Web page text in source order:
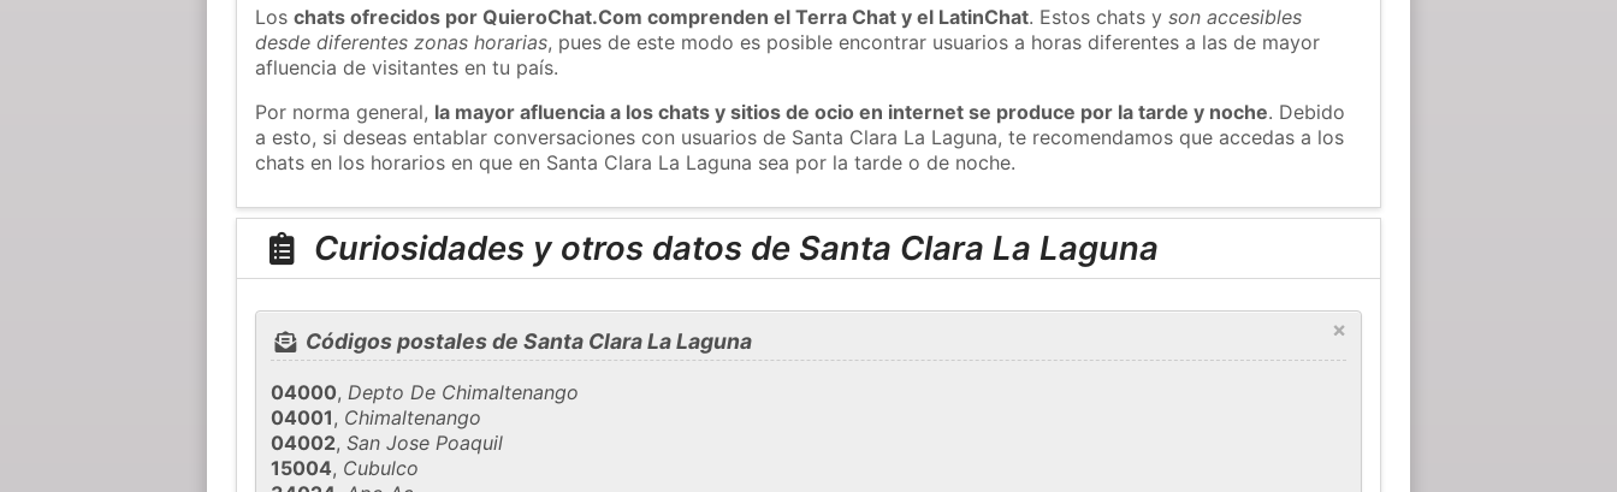
Loschats ofrecidos por QuieroChat.Com comprenden el Terra Chat y el LatinChat. Estos chats yson accesibles
desde diferentes zonas horarias, pues de este modo es posible encontrar usuarios a horas diferentes a las de mayor
afluencia de visitantes en tu país.
Por norma general, la mayor afluencia a los chats y sitios de ocio en internet se produce por la tarde y noche. Debido
a esto, si deseas entablar conversaciones con usuarios de Santa Clara La Laguna, te recomendamos que accedas a los
chats en los horarios en que en Santa Clara La Laguna sea por la tarde o de noche.
Curiosidades y otros datos de Santa Clara La Laguna
×
Códigos postales de Santa Clara La Laguna
04000,Depto De Chimaltenango
04001, Chimaltenango
04002,San Jose Poaquil
15004, Cubulco